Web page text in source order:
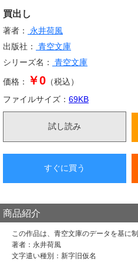
買出し
著者：
永井荷風
出版社：
青空文庫
シリーズ名：
青空文庫
価格： ￥0 （税込）
ファイルサイズ： 69KB
試し読み
すぐに買う
商品紹介
この作品は、青空文庫のデータを基に
著者：永井荷風
文字遣い種別：新字旧仮名